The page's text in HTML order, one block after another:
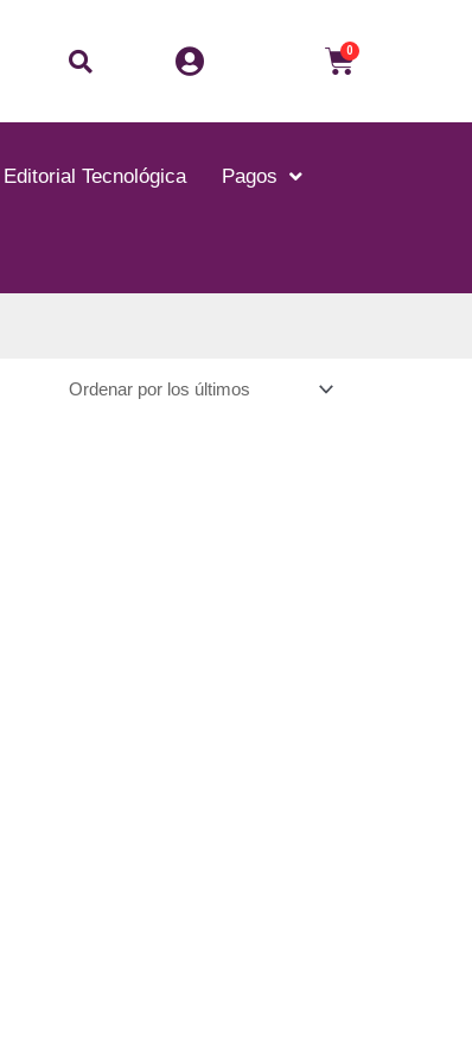
Buscar 0Carrito
Editorial Tecnológica Pagos